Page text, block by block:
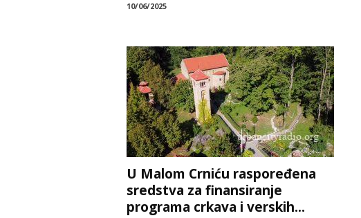
10/06/2025
U Malom Crniću raspoređena
sredstva za finansiranje
programa crkava i verskih...